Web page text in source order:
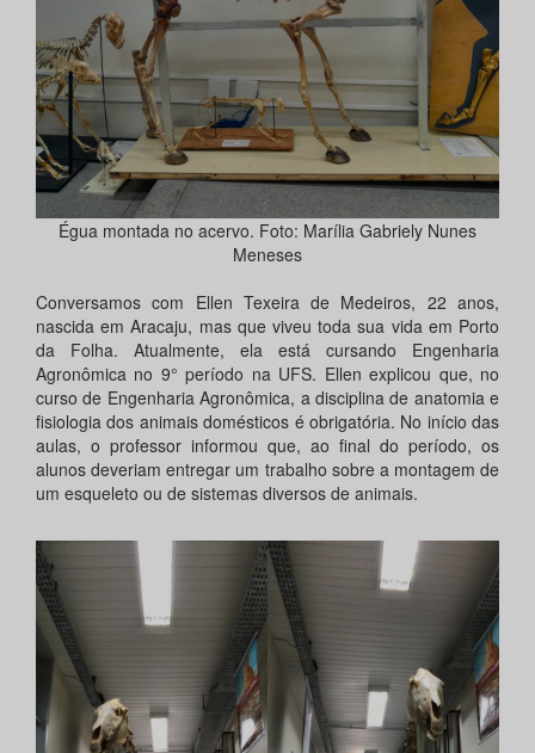
Égua montada no acervo. Foto: Marília Gabriely Nunes
Meneses
Conversamos com Ellen Texeira de Medeiros, 22 anos,
nascida em Aracaju, mas que viveu toda sua vida em Porto
da Folha. Atualmente, ela está cursando Engenharia
Agronômica no 9° período na UFS. Ellen explicou que, no
curso de Engenharia Agronômica, a disciplina de anatomia e
fisiologia dos animais domésticos é obrigatória. No início das
aulas, o professor informou que, ao final do período, os
alunos deveriam entregar um trabalho sobre a montagem de
um esqueleto ou de sistemas diversos de animais.